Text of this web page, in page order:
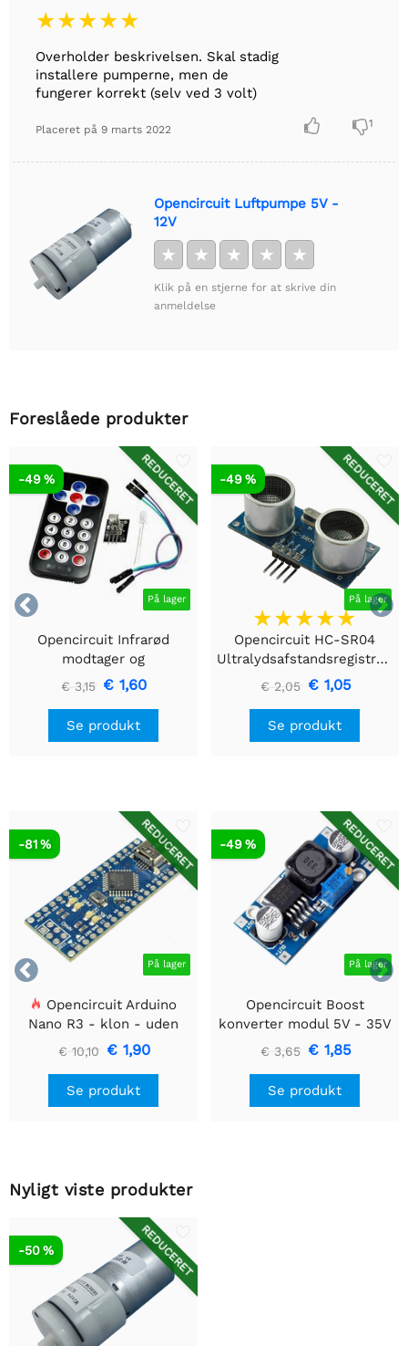
Overholder beskrivelsen. Skal stadig
installere pumperne, men de
fungerer korrekt (selv ved 3 volt)
Placeret på 9 marts 2022  1
Opencircuit Luftpumpe 5V -
12V
★ ★ ★ ★ ★
Klik på en stjerne for at skrive din
anmeldelse
Foreslåede produkter


REDUCERET
På lager
-49 %
Opencircuit Infrarød
modtager og
fjernbetjeningssæt
€ 3,15 € 1,60
Se produkt
REDUCERET
På lager
-49 %
Opencircuit HC-SR04
Ultralydsafstandsregistreringsmodul
€ 2,05 € 1,05
Se produkt


REDUCERET
På lager
-81 %
Opencircuit Arduino
Nano R3 - klon - uden
headere
€ 10,10 € 1,90
Se produkt
REDUCERET
På lager
-49 %
Opencircuit Boost
konverter modul 5V - 35V
XL6009
€ 3,65 € 1,85
Se produkt
Nyligt viste produkter
REDUCERET
-50 %